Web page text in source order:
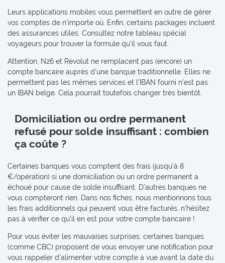
Leurs applications mobiles vous permettent en outre de gérer
vos comptes de n’importe où. Enfin, certains packages incluent
des assurances utiles. Consultez notre tableau spécial
voyageurs pour trouver la formule qu’il vous faut.
Attention, N26 et Revolut ne remplacent pas (encore) un
compte bancaire auprès d'une banque traditionnelle. Elles ne
permettent pas les mêmes services et l’IBAN fourni n’est pas
un IBAN belge. Cela pourrait toutefois changer très bientôt.
Domiciliation ou ordre permanent
refusé pour solde insuffisant : combien
ça coûte ?
Certaines banques vous comptent des frais (jusqu’à 8
€/opération) si une domiciliation ou un ordre permanent a
échoué pour cause de solde insuffisant. D’autres banques ne
vous compteront rien. Dans nos fiches, nous mentionnons tous
les frais additionnels qui peuvent vous être facturés, n’hésitez
pas à vérifier ce qu’il en est pour votre compte bancaire !
Pour vous éviter les mauvaises surprises, certaines banques
(comme CBC) proposent de vous envoyer une notification pour
vous rappeler d’alimenter votre compte à vue avant la date du